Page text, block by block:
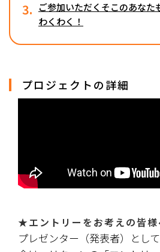
3.
ご参加いただくそこのあなた
わくわく！
プロジェクトの詳細
★エントリーをお考えの皆様
プレゼンター（発表者）とし